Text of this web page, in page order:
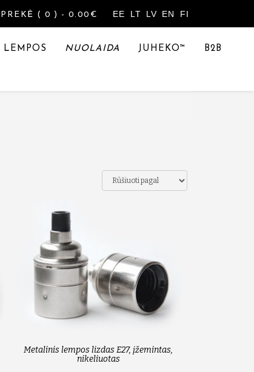
EE LT LV EN FI
PREKĖ ( 0 ) - 0.00€
LEMPOS NUOLAIDA JUHEKO™ B2B
Metalinis lempos lizdas E27, įžemintas,
nikeliuotas